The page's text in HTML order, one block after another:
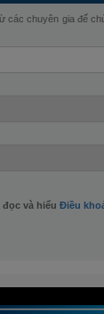
các chuyên gia để
và hiểu Điều